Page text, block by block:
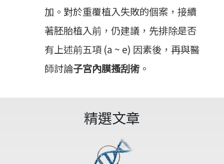
加。對於重覆植入失敗的個案，接續
著胚胎植入前，仍建議，先排除是否
有上述前五項 (a ~ e) 因素後，再與醫
師討論子宮內膜搔刮術 。
精選文章